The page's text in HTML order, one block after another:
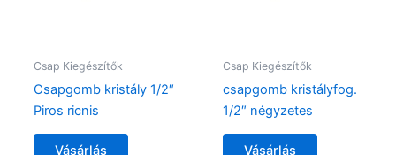
Csap Kiegészítők
Csapgomb kristály 1/2″
Piros ricnis
Vásárlás
Csap Kiegészítők
csapgomb kristályfog.
1/2″ négyzetes
Vásárlás